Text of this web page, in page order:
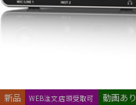
新品 WEB注文店頭受取可 動画あり